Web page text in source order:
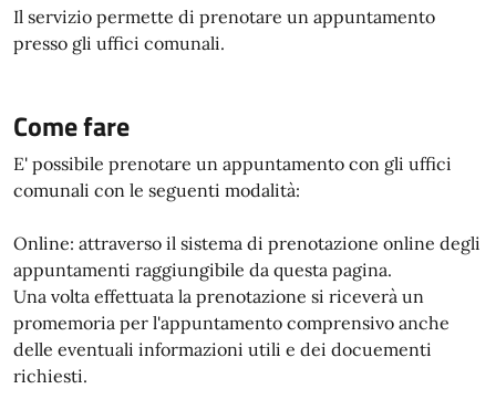
Il servizio permette di prenotare un appuntamento
presso gli uffici comunali.
Come fare
E' possibile prenotare un appuntamento con gli uffici
comunali con le seguenti modalità:
Online: attraverso il sistema di prenotazione online degli
appuntamenti raggiungibile da questa pagina.
Una volta effettuata la prenotazione si riceverà un
promemoria per l'appuntamento comprensivo anche
delle eventuali informazioni utili e dei docuementi
richiesti.